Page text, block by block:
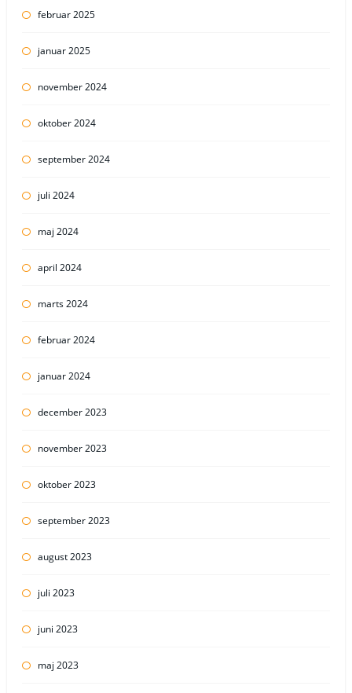
februar 2025
januar 2025
november 2024
oktober 2024
september 2024
juli 2024
maj 2024
april 2024
marts 2024
februar 2024
januar 2024
december 2023
november 2023
oktober 2023
september 2023
august 2023
juli 2023
juni 2023
maj 2023